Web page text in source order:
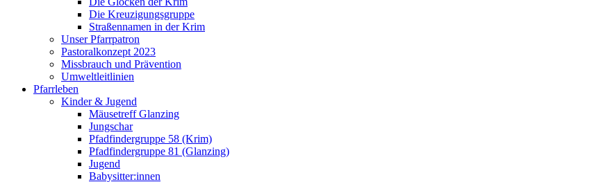
Die Kreuzigungsgruppe
Straßennamen in der Krim
Unser Pfarrpatron
Pastoralkonzept 2023
Missbrauch und Prävention
Umweltleitlinien
Pfarrleben
Kinder & Jugend
Mäusetreff Glanzing
Jungschar
Pfadfindergruppe 58 (Krim)
Pfadfindergruppe 81 (Glanzing)
Jugend
Babysitter:innen